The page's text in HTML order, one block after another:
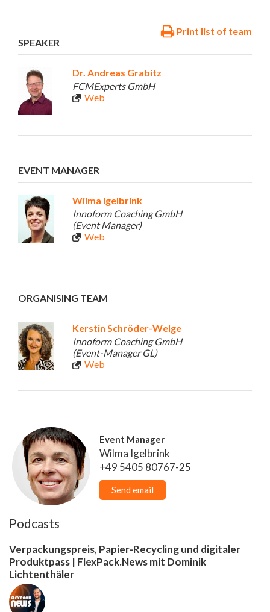
Print list of team
SPEAKER
Dr. Andreas Grabitz
FCMExperts GmbH
Web
EVENT MANAGER
Wilma Igelbrink
Innoform Coaching GmbH
(Event Manager)
Web
ORGANISING TEAM
Kerstin Schröder-Welge
Innoform Coaching GmbH
(Event-Manager GL)
Web
Event Manager
Wilma Igelbrink
+49 5405 80767-25
Send email
Podcasts
Verpackungspreis, Papier-Recycling und digitaler
Produktpass | FlexPack.News mit Dominik
Lichtenthäler